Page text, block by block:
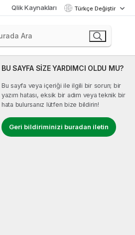
Qlik Kaynakları Türkçe Değiştir
BU SAYFA SİZE YARDIMCI OLDU MU?
Bu sayfa veya içeriği ile ilgili bir sorun; bir
yazım hatası, eksik bir adım veya teknik bir
hata bulursanız lütfen bize bildirin!
Geri bildiriminizi buradan iletin